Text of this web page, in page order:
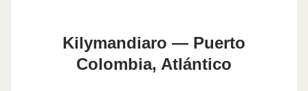
Kilymandiaro — Puerto
Colombia, Atlántico